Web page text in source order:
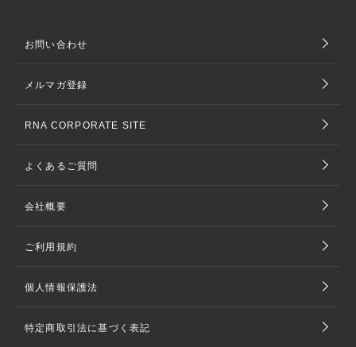
お問い合わせ
メルマガ登録
RNA CORPORATE SITE
よくあるご質問
会社概要
ご利用規約
個人情報保護法
特定商取引法に基づく表記